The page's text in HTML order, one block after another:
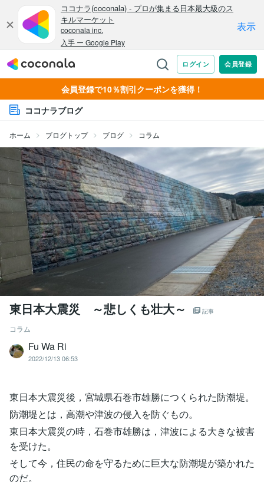
会員登録で10％割引クーポンを獲得！
ココナラブログ
ホーム ブログトップ ブログ コラム
東日本大震災 ～悲しくも壮大～ 記事
コラム
Fu Wa Ri
2022/12/13 06:53
東日本大震災後，宮城県石巻市雄勝につくられた防潮堤。
防潮堤とは，高潮や津波の侵入を防ぐもの。
東日本大震災の時，石巻市雄勝は，津波による大きな被害
を受けた。
そして今，住民の命を守るために巨大な防潮堤が築かれた
のだ。